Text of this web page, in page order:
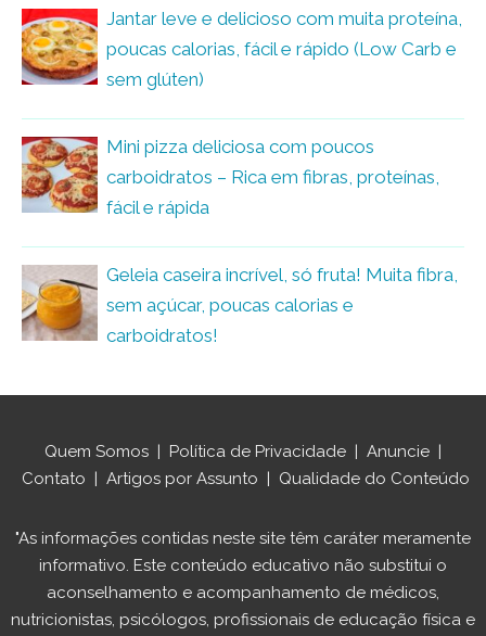
Jantar leve e delicioso com muita proteína,
poucas calorias, fácil e rápido (Low Carb e
sem glúten)
Mini pizza deliciosa com poucos
carboidratos – Rica em fibras, proteínas,
fácil e rápida
Geleia caseira incrível, só fruta! Muita fibra,
sem açúcar, poucas calorias e
carboidratos!
Quem Somos | Política de Privacidade | Anuncie |
Contato | Artigos por Assunto | Qualidade do Conteúdo
"As informações contidas neste site têm caráter meramente
informativo. Este conteúdo educativo não substitui o
aconselhamento e acompanhamento de médicos,
nutricionistas, psicólogos, profissionais de educação física e